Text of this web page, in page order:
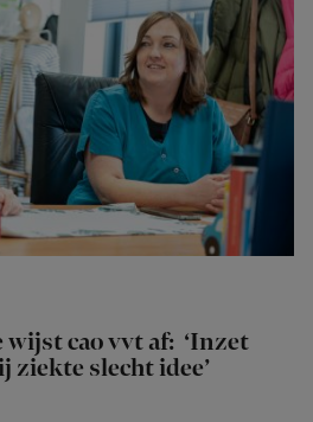
wijst cao vvt af: ‘Inzet
ziekte slecht idee’